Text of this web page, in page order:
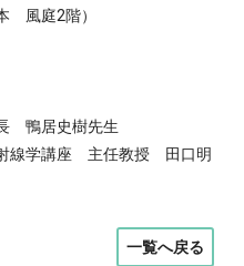
風庭2階）
鴨居史樹先生
線学講座 主任教授 田口明
一覧へ戻る